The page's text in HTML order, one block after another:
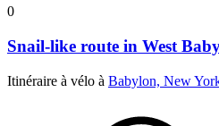
0
Snail-like route in West
Itinéraire à vélo à Babylon, New